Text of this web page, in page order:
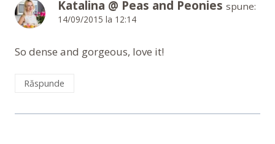
Katalina @ Peas and Peonies spune:
14/09/2015 la 12:14
So dense and gorgeous, love it!
Răspunde